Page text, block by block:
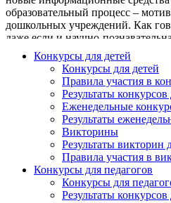
образовательный процесс –
дошкольных учреждений. Как
даже если и научно-
сверстниками. Чем больше
содержания, несет в себе
Ребенок, увлеченный замыслом
математическом развитии
писать.Современные игровые
комплексе все важные для
пособием являются палочки
детские руки», в доступной
разной длины от 1 до 10см.
числу. Например, палочка
оранжевого цвета – длиной 10
задача набора Кюизенера –
Конкурсы для детей
Конкурсы для детей
Правила участия в
Результаты
Еженедельные
Результаты
Викторины
Результаты викторин
Правила участия в
Конкурсы для педагогов
Конкурсы для
Результаты